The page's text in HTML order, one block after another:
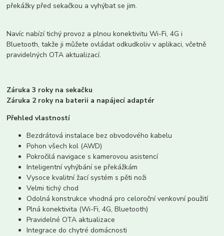
překážky před sekačkou a vyhýbat se jim.
Navíc nabízí tichý provoz a plnou konektivitu Wi-Fi, 4G i
Bluetooth, takže ji můžete ovládat odkudkoliv v aplikaci, včetně
pravidelných OTA aktualizací.
Záruka 3 roky na sekačku
Záruka 2 roky na baterii a napájecí adaptér
Přehled vlastností
Bezdrátová instalace bez obvodového kabelu
Pohon všech kol (AWD)
Pokročilá navigace s kamerovou asistencí
Inteligentní vyhýbání se překážkám
Vysoce kvalitní žací systém s pěti noži
Velmi tichý chod
Odolná konstrukce vhodná pro celoroční venkovní použití
Plná konektivita (Wi-Fi, 4G, Bluetooth)
Pravidelné OTA aktualizace
Integrace do chytré domácnosti